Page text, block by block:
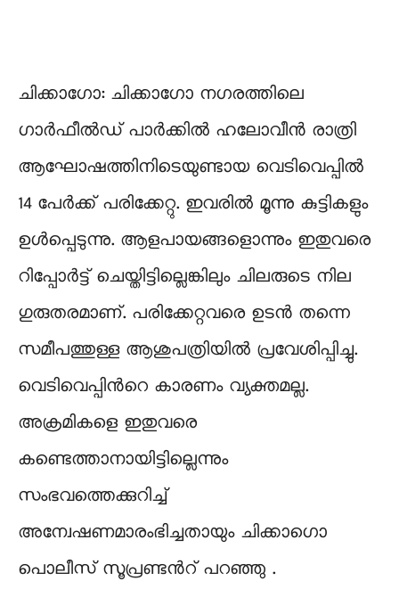
ചിക്കാഗോ: ചിക്കാഗോ നഗരത്തിലെ
ഗാർഫീൽഡ് പാർക്കിൽ ഹലോവീൻ രാത്രി
ആഘോഷത്തിനിടെയുണ്ടായ വെടിവെപ്പിൽ
14 പേർക്ക് പരിക്കേറ്റു. ഇവരിൽ മൂന്നു കുട്ടികളും
ഉൾപ്പെടുന്നു. ആളപായങ്ങളൊന്നും ഇതുവരെ
റിപ്പോർട്ട് ചെയ്തിട്ടില്ലെങ്കിലും ചിലരുടെ നില
ഗുരുതരമാണ്. പരിക്കേറ്റവരെ ഉടൻ തന്നെ
സമീപത്തുള്ള ആശുപത്രിയിൽ പ്രവേശിപ്പിച്ചു.
വെടിവെപ്പിന്‍റെ കാരണം വ്യക്തമല്ല.
അക്രമികളെ ഇതുവരെ
കണ്ടെത്താനായിട്ടില്ലെന്നും
സംഭവത്തെക്കുറിച്ച്
അന്വേഷണമാരംഭിച്ചതായും ചിക്കാഗൊ
പൊലീസ് സൂപ്രണ്ടന്‍റ് പറഞ്ഞു .